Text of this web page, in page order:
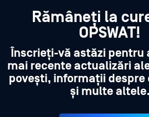
Rămâneți la
OPSWAT!
Înscrieți-vă astăzi pentru
mai recente actualizări
povești, informații despre
și multe altele.